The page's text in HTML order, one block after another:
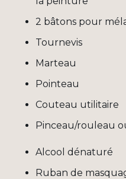
2 bâtons pour
Tournevis
Marteau
Pointeau
Couteau utilitaire
Pinceau/rouleau
Alcool dénaturé
Ruban de